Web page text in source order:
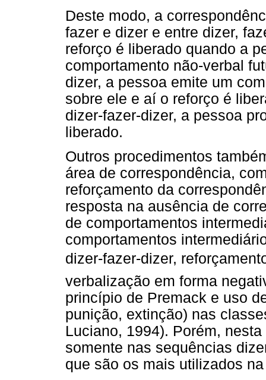
Deste modo, a
fazer e dizer e entre dizer,
reforço é liberado quando a
comportamento não-verbal
dizer, a pessoa emite um
sobre ele e aí o reforço é
dizer-fazer-dizer, a pessoa
liberado.
Outros procedimentos
área de correspondência,
reforçamento da
resposta na ausência de
de comportamentos
comportamentos
dizer-fazer-dizer,
verbalização em forma
princípio de Premack e uso
punição, extinção) nas
Luciano, 1994). Porém,
somente nas sequências
que são os mais utilizados